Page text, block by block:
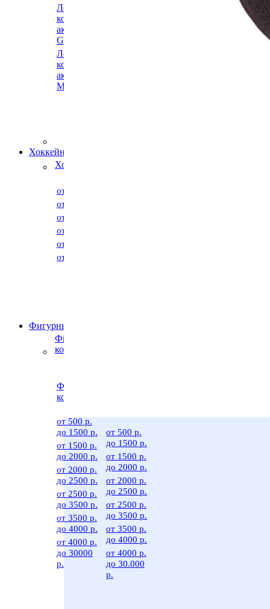
Ледовые
коньки и
аксессуары
Graf
Ледовые
коньки и
аксессуары
Maxcity
Хоккейные коньки
Хоккейные коньки
от 500 р. до 2000 р.
от 2000 р. до 3000 р.
от 3000 р. до 4000 р.
от 4000 р. до 5000 р.
от 5000 р. до 6000 р.
от 6000 р. до 30000 р.
Фигурные коньки
Фигурные
коньки
Фигурные
коньки
от 500 р.
до 1500 р.
от 1500 р.
до 2000 р.
от 2000 р.
до 2500 р.
от 2500 р.
до 3500 р.
от 3500 р.
до 4000 р.
от 4000 р.
до 30000
р.
от 500 р.
до 1500 р.
от 1500 р.
до 2000 р.
от 2000 р.
до 2500 р.
от 2500 р.
до 3500 р.
от 3500 р.
до 4000 р.
от 4000 р.
до 30.000
р.